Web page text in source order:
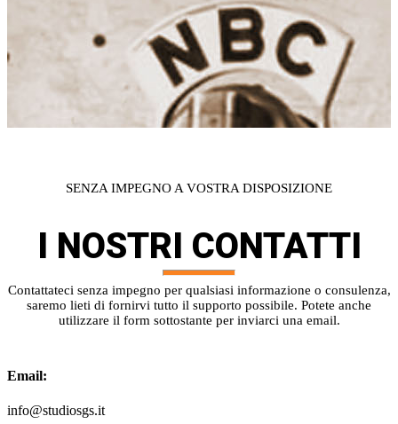
SENZA IMPEGNO A VOSTRA DISPOSIZIONE
I NOSTRI CONTATTI
Contattateci senza impegno per qualsiasi informazione o consulenza,
saremo lieti di fornirvi tutto il supporto possibile. Potete anche
utilizzare il form sottostante per inviarci una email.
Email:
info@studiosgs.it